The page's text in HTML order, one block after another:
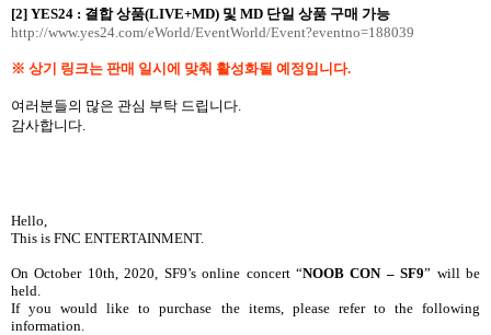
[2] YES24 : 결합 상품(LIVE+MD) 및 MD 단일 상품 구매 가능
http://www.yes24.com/eWorld/EventWorld/Event?eventno=188039
※ 상기 링크는 판매 일시에 맞춰 활성화될 예정입니다.
여러분들의 많은 관심 부탁 드립니다
감사합니다
Hello,
This is FNC ENTERTAINMENT.
On October 10th, 2020, SF9’s online concert “NOOB CON – SF9” will be
held.
If you would like to purchase the items, please refer to the following
information.